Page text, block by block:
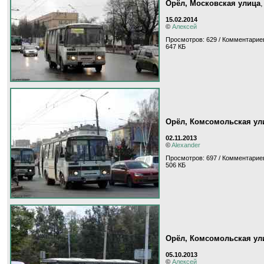
Орёл, Московская улица
15.02.2014
© Алексей
Просмотров: 629 /
647 КБ
Орёл, Комсомольская
02.11.2013
©Alexander
Просмотров: 697 /
506 КБ
Орёл, Комсомольская
05.10.2013
© Алексей